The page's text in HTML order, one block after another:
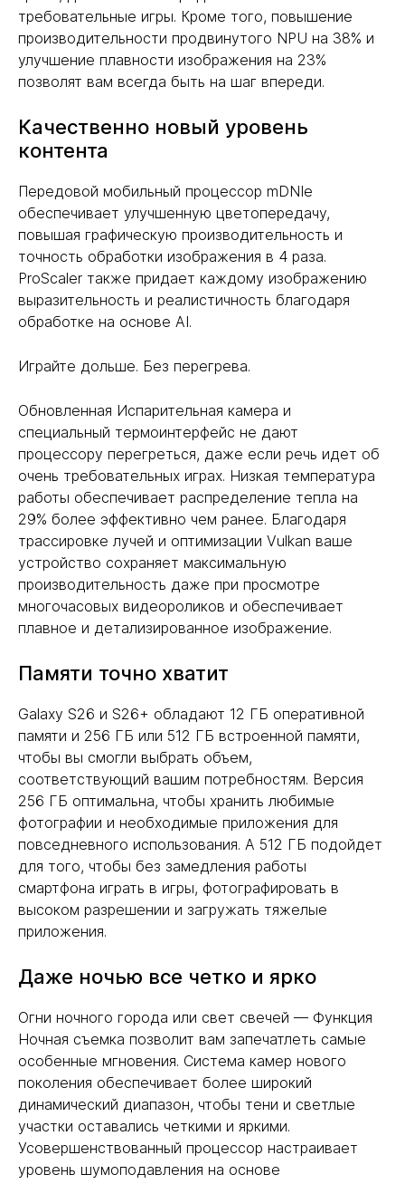
требовательные игры. Кроме того, повышение
производительности продвинутого NPU на 38% и
улучшение плавности изображения на 23%
позволят вам всегда быть на шаг впереди.
Качественно новый уровень
контента
Передовой мобильный процессор mDNIe
обеспечивает улучшенную цветопередачу,
повышая графическую производительность и
точность обработки изображения в 4 раза.
ProScaler также придает каждому изображению
выразительность и реалистичность благодаря
обработке на основе AI.
Играйте дольше. Без перегрева.
Обновленная Испарительная камера и
специальный термоинтерфейс не дают
процессору перегреться, даже если речь идет об
очень требовательных играх. Низкая температура
работы обеспечивает распределение тепла на
29% более эффективно чем ранее. Благодаря
трассировке лучей и оптимизации Vulkan ваше
устройство сохраняет максимальную
производительность даже при просмотре
многочасовых видеороликов и обеспечивает
плавное и детализированное изображение.
Памяти точно хватит
Galaxy S26 и S26+ обладают 12 ГБ оперативной
памяти и 256 ГБ или 512 ГБ встроенной памяти,
чтобы вы смогли выбрать объем,
соответствующий вашим потребностям. Версия
256 ГБ оптимальна, чтобы хранить любимые
фотографии и необходимые приложения для
повседневного использования. А 512 ГБ подойдет
для того, чтобы без замедления работы
смартфона играть в игры, фотографировать в
высоком разрешении и загружать тяжелые
приложения.
Даже ночью все четко и ярко
Огни ночного города или свет свечей — Функция
Ночная съемка позволит вам запечатлеть самые
особенные мгновения. Система камер нового
поколения обеспечивает более широкий
динамический диапазон, чтобы тени и светлые
участки оставались четкими и яркими.
Усовершенствованный процессор настраивает
уровень шумоподавления на основе